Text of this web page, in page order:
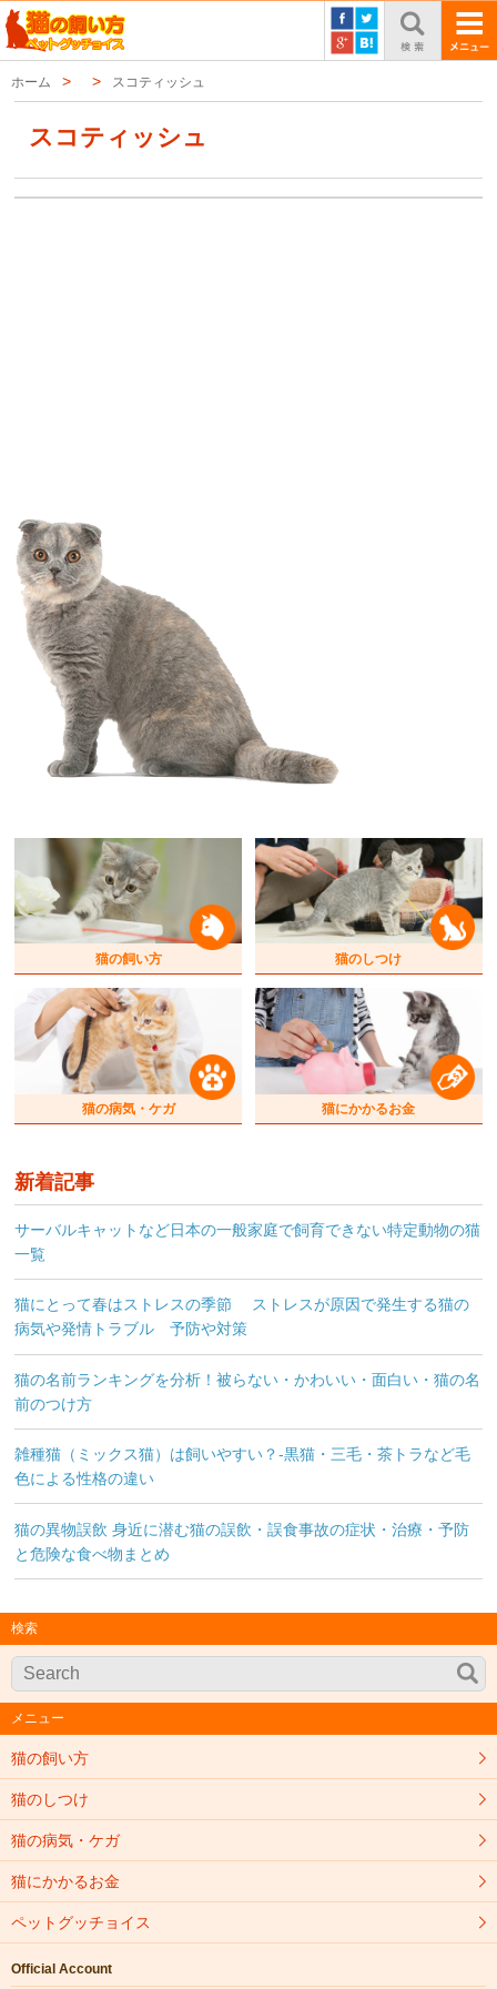
ホーム スコティッシュ
スコティッシュ
猫の飼い方 猫のしつけ
猫の病気・ケガ 猫にかかるお金
新着記事
サーバルキャットなど日本の一般家庭で飼育できない特定動物の猫
一覧
猫にとって春はストレスの季節 ストレスが原因で発生する猫の
病気や発情トラブル 予防や対策
猫の名前ランキングを分析！被らない・かわいい・面白い・猫の名
前のつけ方
雑種猫（ミックス猫）は飼いやすい？-黒猫・三毛・茶トラなど毛
色による性格の違い
猫の異物誤飲 身近に潜む猫の誤飲・誤食事故の症状・治療・予防
と危険な食べ物まとめ
検索
メニュー
猫の飼い方
猫のしつけ
猫の病気・ケガ
猫にかかるお金
ペットグッチョイス
Official Account